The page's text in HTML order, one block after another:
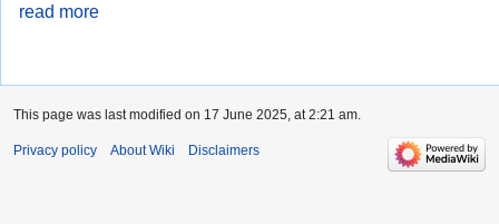
read more
This page was last modified on 17 June 2025, at 2:21 am.
Privacy policy About Wiki Disclaimers